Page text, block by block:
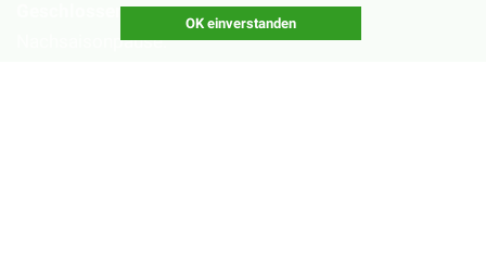
Geschlossen
Nachsaisonpause:
OK einverstanden